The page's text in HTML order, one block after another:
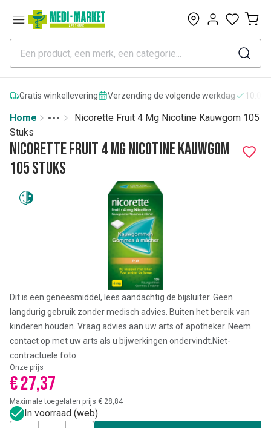
0
Gratis winkellevering Verzending de volgende werkdag
Home
More
Toggle menu
Nicorette Fruit 4 Mg Nicotine Kauwgom 105
Stuks
Nicorette Fruit 4 Mg Nicotine Kauwgom
105 Stuks
Dit is een geneesmiddel, lees aandachtig de bijsluiter. Geen
langdurig gebruik zonder medisch advies. Buiten het bereik van
kinderen houden. Vraag advies aan uw arts of apotheker. Neem
contact op met uw arts als u bijwerkingen ondervindt. Niet-
contractuele foto
Onze prijs
€ 27,37
Maximale toegelaten prijs € 28,84
In voorraad (web)